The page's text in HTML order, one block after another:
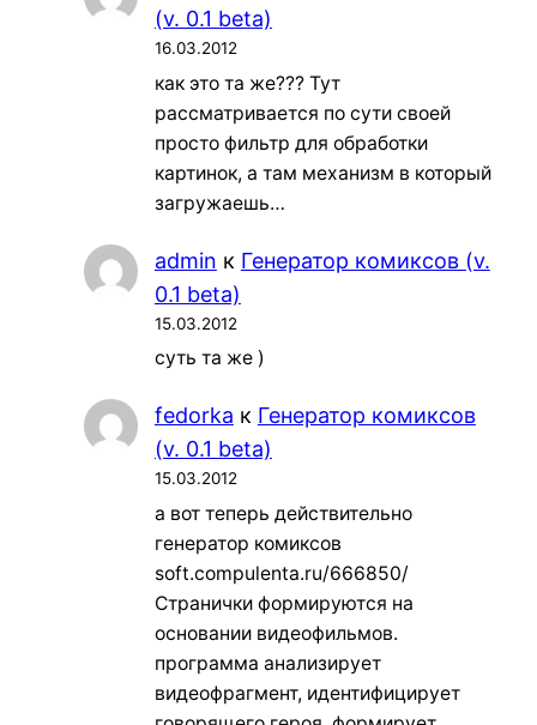
(v. 0.1 beta)
16.03.2012
как это та же??? Тут
рассматривается по сути своей
просто фильтр для обработки
картинок, а там механизм в который
загружаешь…
admin к Генератор комиксов (v.
0.1 beta)
15.03.2012
суть та же )
fedorka к Генератор комиксов
(v. 0.1 beta)
15.03.2012
а вот теперь действительно
генератор комиксов
soft.compulenta.ru/666850/
Странички формируются на
основании видеофильмов.
программа анализирует
видеофрагмент, идентифицирует